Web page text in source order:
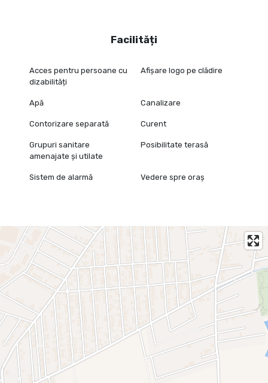
Facilități
Acces pentru persoane cu
dizabilități
Afișare logo pe clădire
Apă Canalizare
Contorizare separată Curent
Grupuri sanitare
amenajate și utilate
Posibilitate terasă
Sistem de alarmă Vedere spre oraș